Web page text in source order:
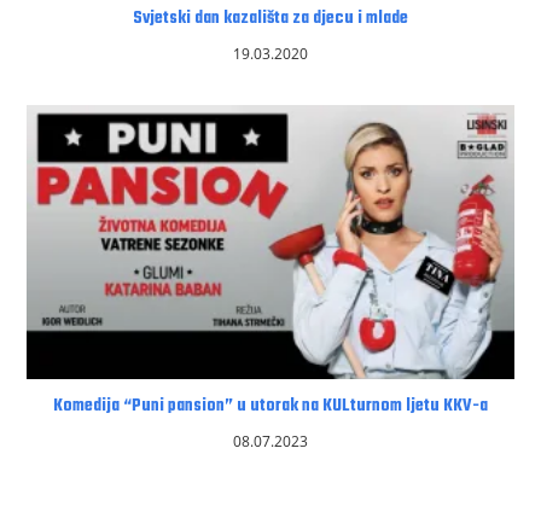
Svjetski dan kazališta za djecu i mlade
19.03.2020
Komedija “Puni pansion” u utorak na KULturnom ljetu KKV-a
08.07.2023